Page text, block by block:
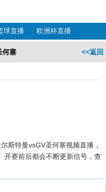
球直播 | 欧洲杯直播
<<返回
何塞
斯特曼vsGV圣何塞视频直播，
开赛前后都会不断更新信号，查